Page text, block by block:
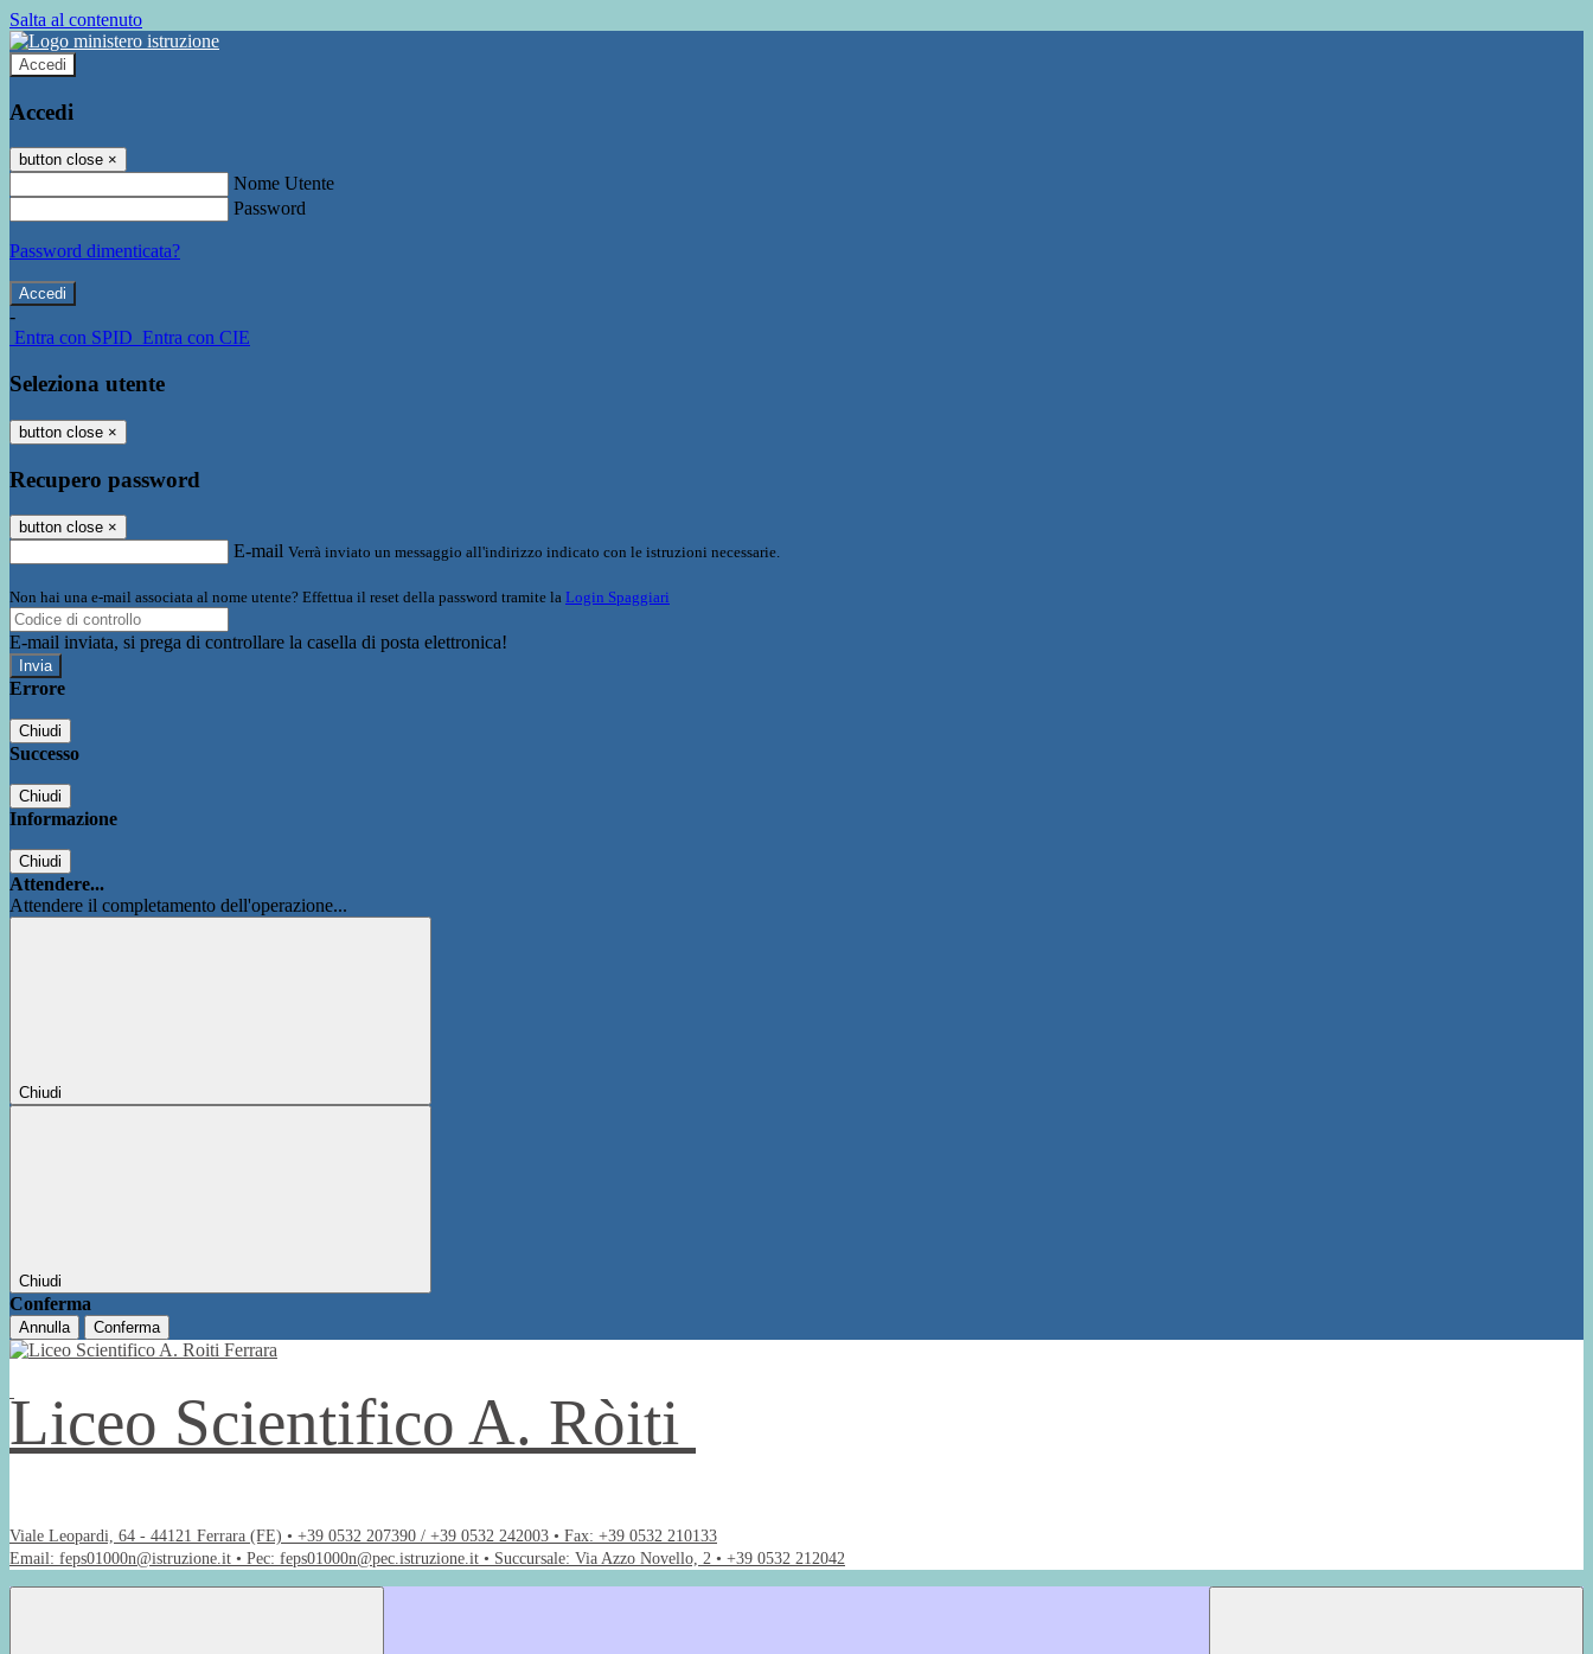
Salta al contenuto
Accedi
Accedi
button close ×
Nome Utente
Password
Password dimenticata?
-
Entra con SPID Entra con CIE
Seleziona utente
button close ×
Recupero password
button close ×
E-mail Verrà inviato un messaggio all'indirizzo indicato con le istruzioni necessarie.
Non hai una e-mail associata al nome utente? Effettua il reset della password tramite la Login Spaggiari
E-mail inviata, si prega di controllare la casella di posta elettronica!
Errore
Chiudi
Successo
Chiudi
Informazione
Chiudi
Attendere...
Attendere il completamento dell'operazione...
Chiudi
Chiudi
Conferma
Annulla Conferma
Liceo Scientifico A. Ròiti
Viale Leopardi, 64 - 44121 Ferrara (FE) • +39 0532 207390 / +39 0532 242003 • Fax: +39 0532 210133
Email: feps01000n@istruzione.it • Pec: feps01000n@pec.istruzione.it • Succursale: Via Azzo Novello, 2 • +39 0532 212042